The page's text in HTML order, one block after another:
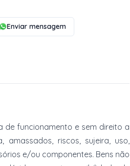
Enviar mensagem
de funcionamento e sem direito a
riscos, sujeira, uso,
e/ou componentes. Bens não